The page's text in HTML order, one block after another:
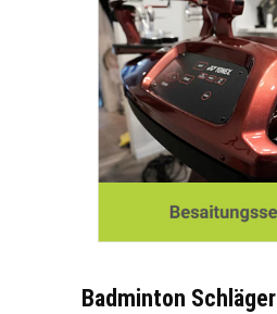
Badminton Schläger